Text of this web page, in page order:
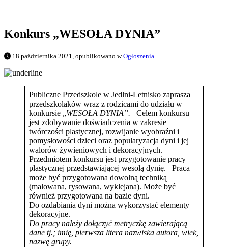
Konkurs „WESOŁA DYNIA”
18 października 2021, opublikowano wOgłoszenia
Publiczne Przedszkole w Jedlni-Letnisko zaprasza
przedszkolaków wraz z rodzicami do udziału w
konkursie „WESOŁA DYNIA”.
Celem konkursu
jest zdobywanie doświadczenia w zakresie
twórczości plastycznej, rozwijanie wyobraźni i
pomysłowości dzieci oraz popularyzacja dyni i jej
walorów żywieniowych i dekoracyjnych.
Przedmiotem konkursu jest przygotowanie pracy
plastycznej przedstawiającej wesołą dynię. Praca
może być przygotowana dowolną techniką
(malowana, rysowana, wyklejana). Może być
również przygotowana na bazie dyni.
Do ozdabiania dyni można wykorzystać elementy
dekoracyjne.
Do pracy należy dołączyć metryczkę zawierającą
dane tj.; imię, pierwsza litera nazwiska autora, wiek,
nazwę grupy.